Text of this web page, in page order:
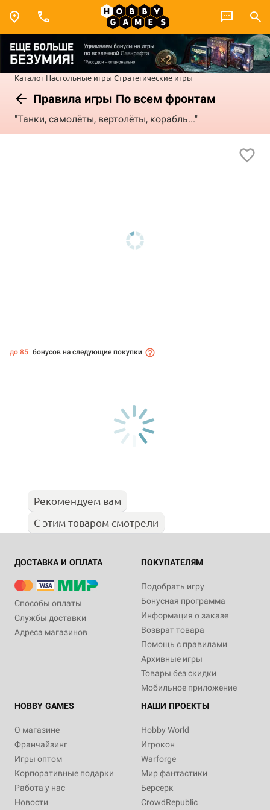
Каталог Настольные игры Стратегические игры
Правила игры По всем фронтам
"Танки, самолёты, вертолёты, корабль..."
до 85 бонусов на следующие покупки
Рекомендуем вам
С этим товаром смотрели
ДОСТАВКА И ОПЛАТА
Способы оплаты
Службы доставки
Адреса магазинов
ПОКУПАТЕЛЯМ
Подобрать игру
Бонусная программа
Информация о заказе
Возврат товара
Помощь с правилами
Архивные игры
Товары без скидки
Мобильное приложение
HOBBY GAMES
О магазине
Франчайзинг
Игры оптом
Корпоративные подарки
Работа у нас
Новости
НАШИ ПРОЕКТЫ
Hobby World
Игрокон
Warforge
Мир фантастики
Берсерк
CrowdRepublic